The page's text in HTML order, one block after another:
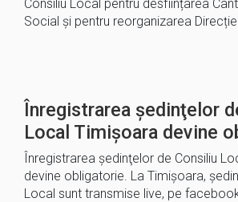
Consiliu Local pentru desființarea
Social și pentru reorganizarea
Înregistrarea şedinţelor
Local Timișoara devine
Înregistrarea şedinţelor de Consiliu
devine obligatorie. La Timişoara,
Local sunt transmise live, pe